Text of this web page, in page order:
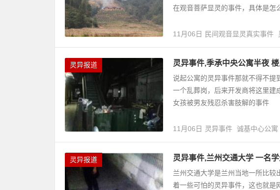
在观音菩萨显灵的事件，具体是怎
11月06日 民间观音显灵真实事件
灵异报道 灵异事件,季承中央公寓半夜
说起公寓的灵异事件那就不得不提
一个乱葬岗，后来开发商将这里建
女孩被男友残忍杀害肢解的事件
11月06日 灵异事件 诚基中心公寓
灵异报道 灵异事件,兰州交通大学 一名
兰州交通大学是兰州当地一所比
着一些可怕的灵异事件，这也就是